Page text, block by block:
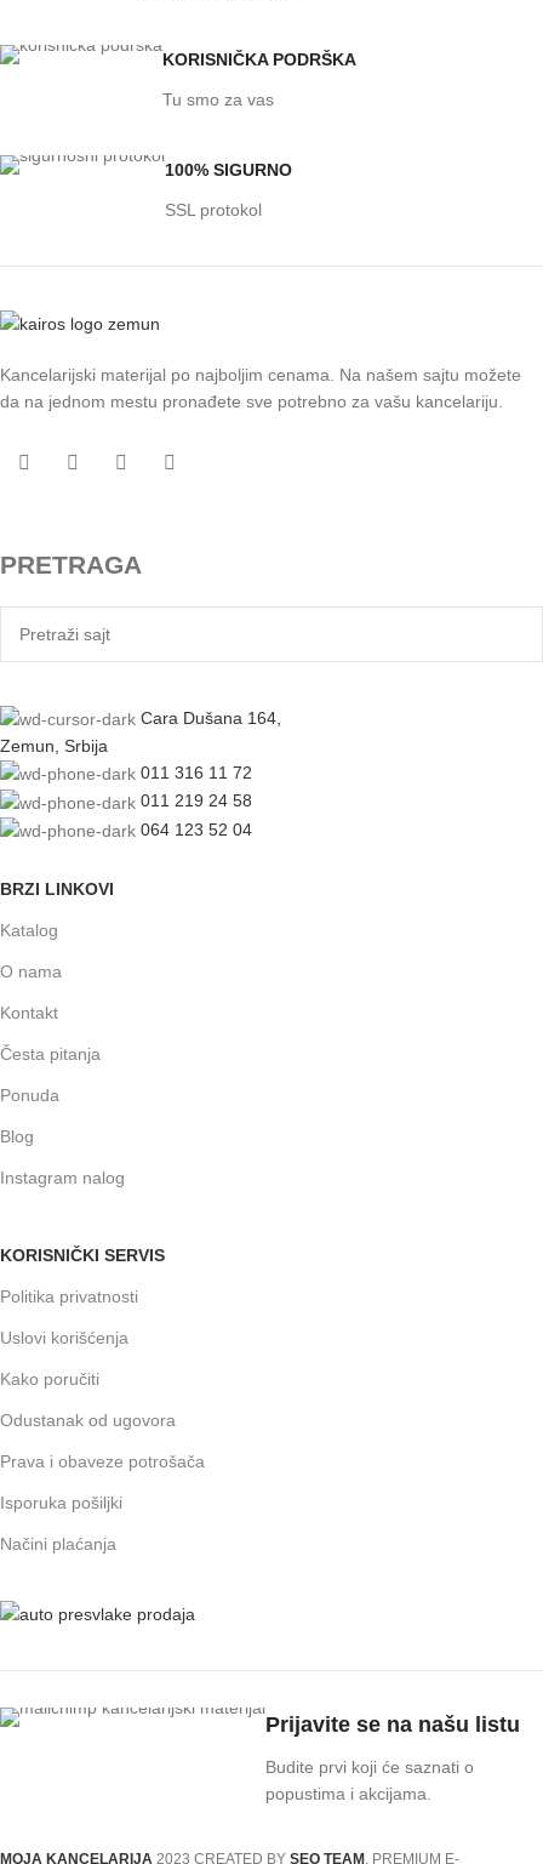
KORISNIČKA PODRŠKA
Tu smo za vas
100% SIGURNO
SSL protokol
Kancelarijski materijal po najboljim cenama. Na našem sajtu možete
da na jednom mestu pronađete sve potrebno za vašu kancelariju.
PRETRAGA
Cara Dušana 164,
Zemun, Srbija
011 316 11 72
011 219 24 58
064 123 52 04
BRZI LINKOVI
Katalog
O nama
Kontakt
Česta pitanja
Ponuda
Blog
Instagram nalog
KORISNIČKI SERVIS
Politika privatnosti
Uslovi korišćenja
Kako poručiti
Odustanak od ugovora
Prava i obaveze potrošača
Isporuka pošiljki
Načini plaćanja
Prijavite se na našu listu
Budite prvi koji će saznati o
popustima i akcijama.
MOJA KANCELARIJA 2023 CREATED BY SEO TEAM . PREMIUM E-